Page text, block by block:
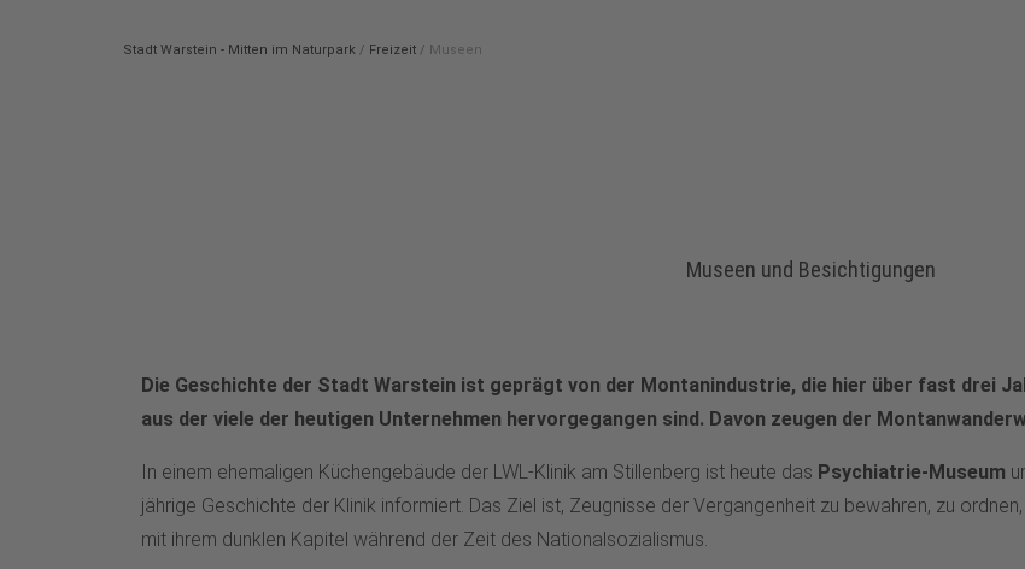
Stadt Warstein - Mitten im Naturpark / Freizeit / Museen
Museen und Besichtigungen
Die Geschichte der Stadt Warstein ist geprägt von der Montanindustrie, die hier über fast drei
aus der viele der heutigen Unternehmen hervorgegangen sind. Davon zeugen der
In einem ehemaligen Küchengebäude der LWL-Klinik am Stillenberg ist heute das Psychiatrie-Museum
jährige Geschichte der Klinik informiert. Das Ziel ist, Zeugnisse der Vergangenheit zu bewahren, zu
mit ihrem dunklen Kapitel während der Zeit des Nationalsozialismus.